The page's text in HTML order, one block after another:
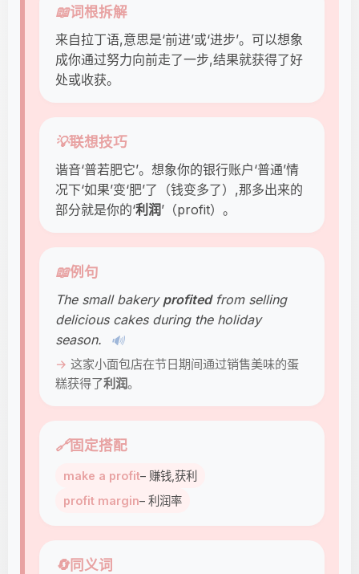
📖词根拆解
来自拉丁语,意思是‘前进’或‘进步’。可以想象
成你通过努力向前走了一步,结果就获得了好
处或收获。
💡联想技巧
谐音‘普若肥它’。想象你的银行账户‘普通’情
况下‘如果’变‘肥’了（钱变多了）,那多出来的
部分就是你的‘利润’（profit）。
📖例句
The small bakery profitedfrom selling
delicious cakes during the holiday
season.
🔊
这家小面包店在节日期间通过销售美味的蛋
糕获得了利润。
🔗固定搭配
make a profit– 赚钱,获利
profit margin– 利润率
🔄同义词